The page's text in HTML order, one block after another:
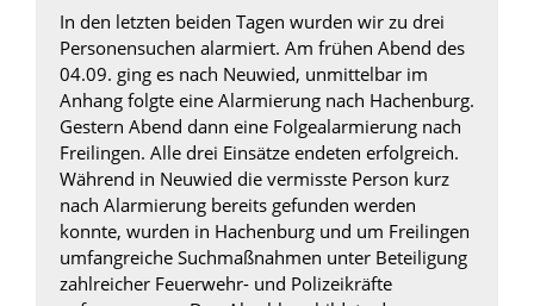
In den letzten beiden Tagen wurden wir zu drei
Personensuchen alarmiert. Am frühen Abend des
04.09. ging es nach Neuwied, unmittelbar im
Anhang folgte eine Alarmierung nach Hachenburg.
Gestern Abend dann eine Folgealarmierung nach
Freilingen. Alle drei Einsätze endeten erfolgreich.
Während in Neuwied die vermisste Person kurz
nach Alarmierung bereits gefunden werden
konnte, wurden in Hachenburg und um Freilingen
umfangreiche Suchmaßnahmen unter Beteiligung
zahlreicher Feuerwehr- und Polizeikräfte